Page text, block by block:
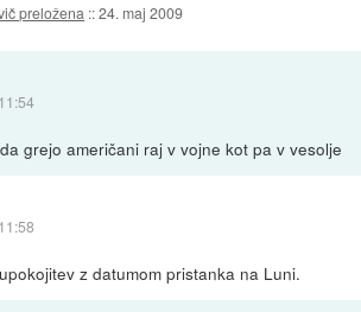
preložena ::24. maj 2009
grejo američani raj v vojne kot pa v vesolje
z datumom pristanka na Luni.